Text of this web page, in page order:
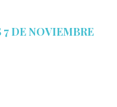
7 DE NOVIEMBRE